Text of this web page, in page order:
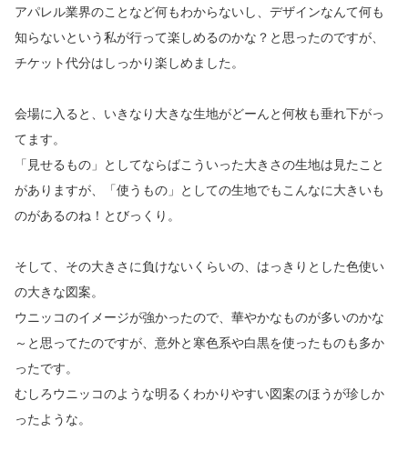
アパレル業界のことなど何もわからないし、デザインなんて何も
知らないという私が行って楽しめるのかな？と思ったのですが、
チケット代分はしっかり楽しめました。
会場に入ると、いきなり大きな生地がどーんと何枚も垂れ下がっ
てます。
「見せるもの」としてならばこういった大きさの生地は見たこと
がありますが、「使うもの」としての生地でもこんなに大きいも
のがあるのね！とびっくり。
そして、その大きさに負けないくらいの、はっきりとした色使い
の大きな図案。
ウニッコのイメージが強かったので、華やかなものが多いのかな
～と思ってたのですが、意外と寒色系や白黒を使ったものも多か
ったです。
むしろウニッコのような明るくわかりやすい図案のほうが珍しか
ったような。